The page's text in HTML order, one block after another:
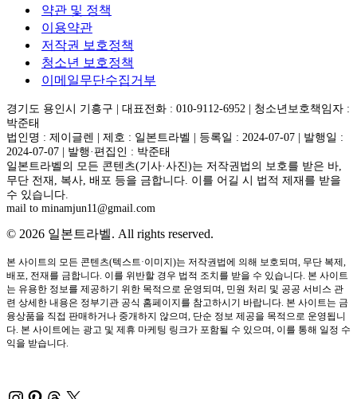
약관 및 정책
이용약관
저작권 보호정책
청소년 보호정책
이메일무단수집거부
경기도 용인시 기흥구 | 대표전화 : 010-9112-6952 | 청소년보호책임자 :
박준태
법인명 : 제이글렌 | 제호 : 일본트라벨 | 등록일 : 2024-07-07 | 발행일 :
2024-07-07 | 발행·편집인 : 박준태
일본트라벨의 모든 콘텐츠(기사·사진)는 저작권법의 보호를 받은 바,
무단 전재, 복사, 배포 등을 금합니다. 이를 어길 시 법적 제재를 받을
수 있습니다.
mail to minamjun11@gmail.com
© 2026 일본트라벨. All rights reserved.
본 사이트의 모든 콘텐츠(텍스트·이미지)는 저작권법에 의해 보호되며, 무단 복제,
배포, 전재를 금합니다. 이를 위반할 경우 법적 조치를 받을 수 있습니다. 본 사이트
는 유용한 정보를 제공하기 위한 목적으로 운영되며, 민원 처리 및 공공 서비스 관
련 상세한 내용은 정부기관 공식 홈페이지를 참고하시기 바랍니다. 본 사이트는 금
융상품을 직접 판매하거나 중개하지 않으며, 단순 정보 제공을 목적으로 운영됩니
다. 본 사이트에는 광고 및 제휴 마케팅 링크가 포함될 수 있으며, 이를 통해 일정 수
익을 받습니다.